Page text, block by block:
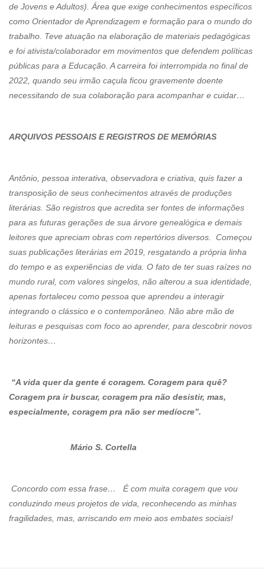
de Jovens e Adultos). Área que exige conhecimentos específicos
como Orientador de Aprendizagem e formação para o mundo do
trabalho. Teve atuação na elaboração de materiais pedagógicas
e foi ativista/colaborador em movimentos que defendem políticas
públicas para a Educação. A carreira foi interrompida no final de
2022, quando seu irmão caçula ficou gravemente doente
necessitando de sua colaboração para acompanhar e cuidar…
ARQUIVOS PESSOAIS E REGISTROS DE MEMÓRIAS
Antônio, pessoa interativa, observadora e criativa, quis fazer a
transposição de seus conhecimentos através de produções
literárias. São registros que acredita ser fontes de informações
para as futuras gerações de sua árvore genealógica e demais
leitores que apreciam obras com repertórios diversos. Começou
suas publicações literárias em 2019, resgatando a própria linha
do tempo e as experiências de vida. O fato de ter suas raízes no
mundo rural, com valores singelos, não alterou a sua identidade,
apenas fortaleceu como pessoa que aprendeu a interagir
integrando o clássico e o contemporâneo. Não abre mão de
leituras e pesquisas com foco ao aprender, para descobrir novos
horizontes…
“A vida quer da gente é coragem. Coragem para quê?
Coragem pra ir buscar, coragem pra não desistir, mas,
especialmente, coragem pra não ser medíocre”.
Mário S. Cortella
Concordo com essa frase… É com muita coragem que vou
conduzindo meus projetos de vida, reconhecendo as minhas
fragilidades, mas, arriscando em meio aos embates sociais!